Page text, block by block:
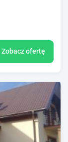
Zobacz ofertę